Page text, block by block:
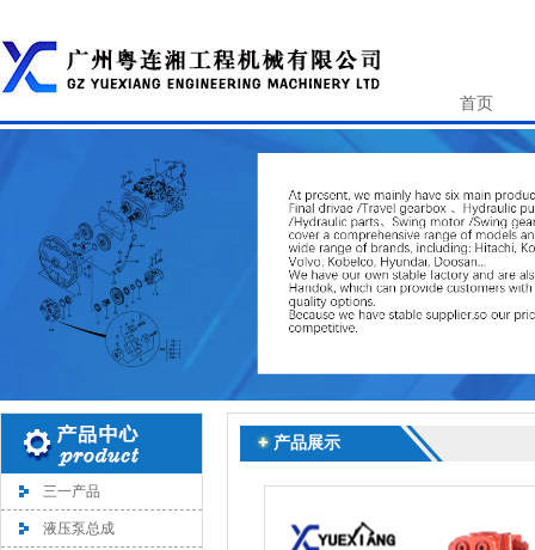
首页
三一产品
液压泵总成
产品展示